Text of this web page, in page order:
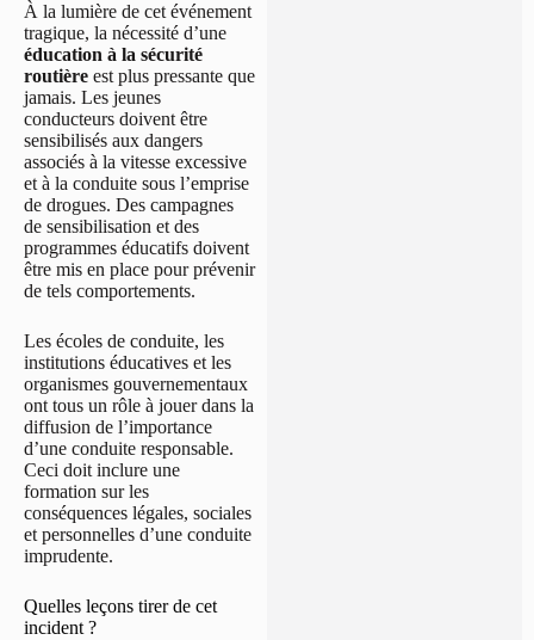
À la lumière de cet événement
tragique, la nécessité d’une
éducation à la sécurité
routière est plus pressante que
jamais. Les jeunes
conducteurs doivent être
sensibilisés aux dangers
associés à la vitesse excessive
et à la conduite sous l’emprise
de drogues. Des campagnes
de sensibilisation et des
programmes éducatifs doivent
être mis en place pour prévenir
de tels comportements.
Les écoles de conduite, les
institutions éducatives et les
organismes gouvernementaux
ont tous un rôle à jouer dans la
diffusion de l’importance
d’une conduite responsable.
Ceci doit inclure une
formation sur les
conséquences légales, sociales
et personnelles d’une conduite
imprudente.
Quelles leçons tirer de cet
incident ?